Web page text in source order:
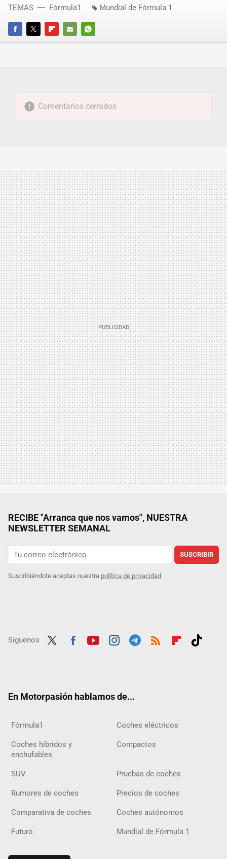
FACEBOOKTWITTERFLIPBOARD
E-
WHATSAPP
TEMAS Fórmula1 Mundial de Fórmula 1
Comentarios cerrados
RECIBE "Arranca que nos vamos", NUESTRA
NEWSLETTER SEMANAL
SUSCRIBIR
Suscribiéndote aceptas nuestra política de privacidad
Síguenos
En Motorpasión hablamos de...
Fórmula1 Coches eléctricos
Coches híbridos y
enchufables
Compactos
SUV Pruebas de coches
Rumores de coches Precios de coches
Comparativa de coches Coches autónomos
Futuro Mundial de Fórmula 1